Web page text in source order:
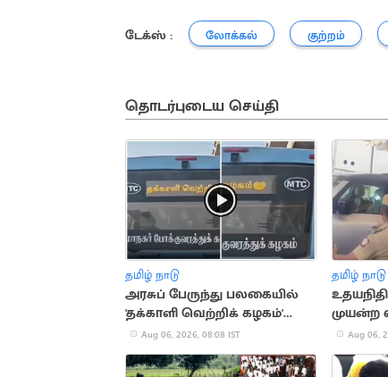
டேக்ஸ் : லோக்கல் குற்றம்
தொடர்புடைய செய்தி
தமிழ் நாடு
அரசுப் பேருந்து பலகையில்
'தக்காளி வெற்றிக் கழகம்'
வாசகம்.. வைரல்
Aug 06, 2026, 08:08 IST
தமிழ் நாடு
முயன்ற
மீண்டும்
Aug 06,